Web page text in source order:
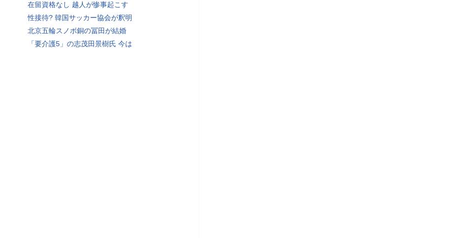
在留資格なし 越人が惨事起こす
性接待? 韓国サッカー協会が釈明
北京五輪スノボ銅の冨田が結婚
「要介護5」の志茂田景樹氏 今は